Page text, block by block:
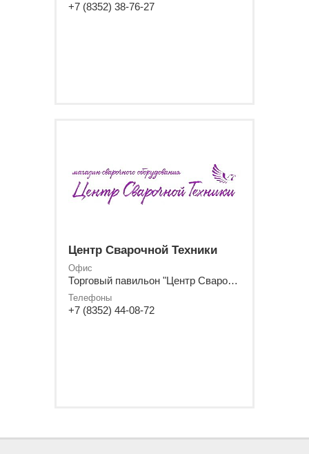
+7 (8352) 38-76-27
Центр Сварочной Техники
Офис
Торговый павильон "Центр Сварочной Техники"
Телефоны
+7 (8352) 44-08-72